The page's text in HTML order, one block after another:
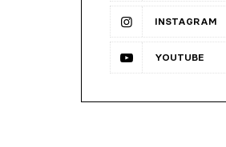
INSTAGRAM
YOUTUBE